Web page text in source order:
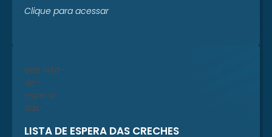
Clique para acessar
LISTA DE ESPERA DAS CRECHES